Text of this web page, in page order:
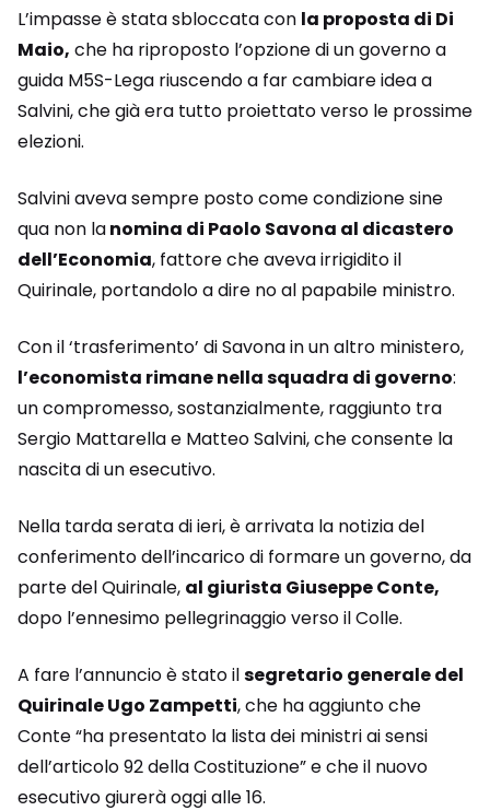
L’impasse è stata sbloccata con la proposta di Di
Maio, che ha riproposto l’opzione di un governo a
guida M5S-Lega riuscendo a far cambiare idea a
Salvini, che già era tutto proiettato verso le prossime
elezioni.
Salvini aveva sempre posto come condizione sine
qua non lanomina di Paolo Savona al dicastero
dell’Economia, fattore che aveva irrigidito il
Quirinale, portandolo a dire no al papabile ministro.
Con il ‘trasferimento’ di Savona in un altro ministero,
l’economista rimane nella squadra di governo:
un compromesso, sostanzialmente, raggiunto tra
Sergio Mattarella e Matteo Salvini, che consente la
nascita di un esecutivo.
Nella tarda serata di ieri, è arrivata la notizia del
conferimento dell’incarico di formare un governo, da
parte del Quirinale, al giurista Giuseppe Conte,
dopo l’ennesimo pellegrinaggio verso il Colle.
A fare l’annuncio è stato ilsegretario generale del
Quirinale Ugo Zampetti, che ha aggiunto che
Conte “ha presentato la lista dei ministri ai sensi
dell’articolo 92 della Costituzione” e che il nuovo
esecutivo giurerà oggi alle 16.